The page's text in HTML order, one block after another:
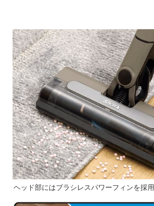
ヘッド部にはブラシレスパワーフィンを採用